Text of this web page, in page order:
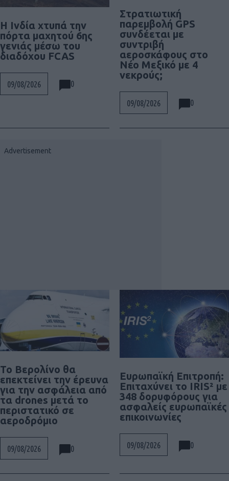
Η Ινδία χτυπά την
πόρτα μαχητού 6ης
γενιάς μέσω του
διαδόχου FCAS
09/08/2026 0
Στρατιωτική
παρεμβολή GPS
συνδέεται με
συντριβή
αεροσκάφους στο
Νέο Μεξικό με 4
νεκρούς;
09/08/2026 0
Το Βερολίνο θα
επεκτείνει την έρευνα
για την ασφάλεια από
τα drones μετά το
περιστατικό σε
αεροδρόμιο
09/08/2026 0
Ευρωπαϊκή Επιτροπή:
Επιταχύνει το IRIS² με
348 δορυφόρους για
ασφαλείς ευρωπαϊκές
επικοινωνίες
09/08/2026 0